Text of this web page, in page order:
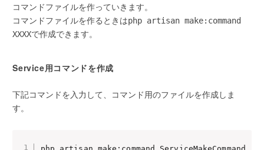
コマンドファイルを作っていきます。
コマンドファイルを作るときはphp artisan make:command
XXXXで作成できます。
Service用コマンドを作成
下記コマンドを入力して、コマンド用のファイルを作成しま
す。